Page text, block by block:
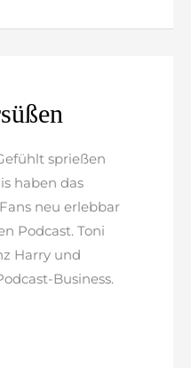
sprießen
haben das
neu erlebbar
Podcast. Toni
Harry und
Business.